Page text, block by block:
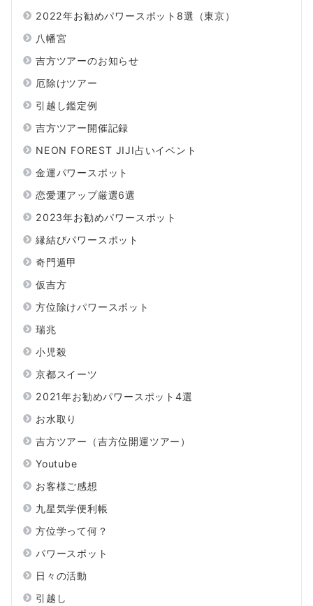
2022年お勧めパワースポット8選（東京）
八幡宮
吉方ツアーのお知らせ
厄除けツアー
引越し鑑定例
吉方ツアー開催記録
NEON FOREST JIJI占いイベント
金運パワースポット
恋愛運アップ厳選6選
2023年お勧めパワースポット
縁結びパワースポット
奇門遁甲
仮吉方
方位除けパワースポット
瑞兆
小児殺
京都スイーツ
2021年お勧めパワースポット4選
お水取り
吉方ツアー（吉方位開運ツアー）
Youtube
お客様ご感想
九星気学便利帳
方位学って何？
パワースポット
日々の活動
引越し